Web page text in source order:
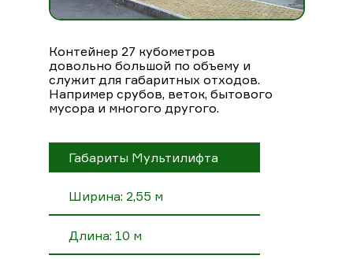
Контейнер 27 кубометров
довольно большой по объему и
служит для габаритных отходов.
Например срубов, веток, бытового
мусора и многого другого.
Габариты Мультилифта
Ширина: 2,55 м
Длина: 10 м